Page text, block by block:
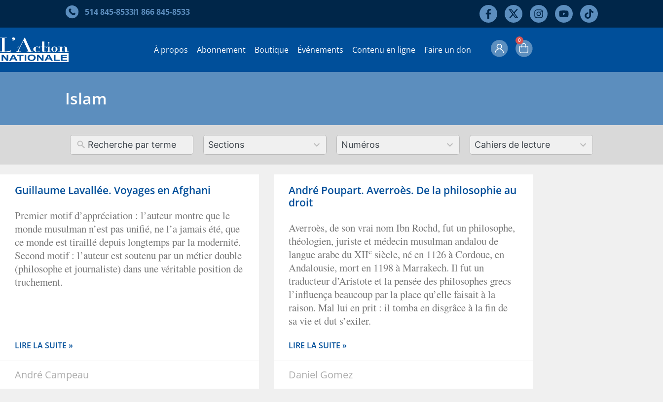
514 845‑85331 866 845‑8533
À propos Abonnement Boutique Événements Contenu en ligne Faire un don
0
Islam
12
results
179
results
50
results
Guillaume Lavallée. Voyages en Afghani
Premier motif d’appréciation : l’auteur montre que le
monde musulman n’est pas unifié, ne l’a jamais été, que
ce monde est tiraillé depuis longtemps par la modernité.
Second motif : l’auteur est soutenu par un métier double
(philosophe et journaliste) dans une véritable position de
truchement.
LIRE LA SUITE »
André Campeau
André Poupart. Averroès. De la philosophie au
droit
Averroès, de son vrai nom Ibn Rochd, fut un philosophe,
théologien, juriste et médecin musulman andalou de
langue arabe du XIIe siècle, né en 1126 à Cordoue, en
Andalousie, mort en 1198 à Marrakech. Il fut un
traducteur d’Aristote et la pensée des philosophes grecs
l’influença beaucoup par la place qu’elle faisait à la
raison. Mal lui en prit : il tomba en disgrâce à la fin de
sa vie et dut s’exiler.
LIRE LA SUITE »
Daniel Gomez